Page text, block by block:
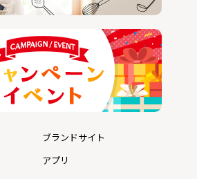
ブランドサイト
アプリ